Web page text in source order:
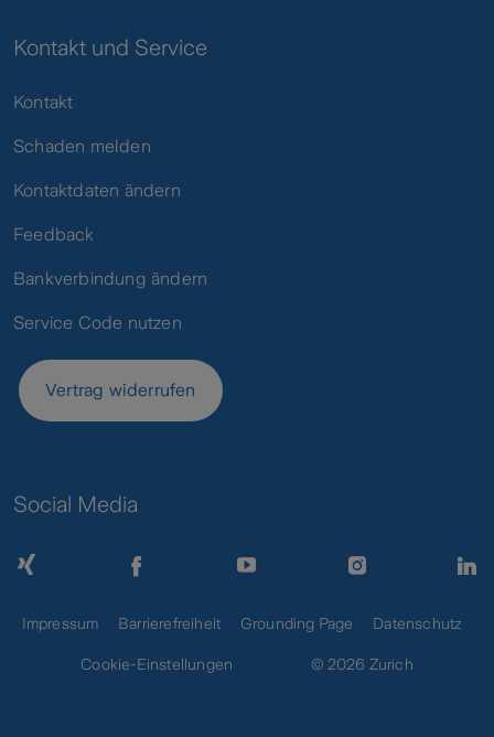
Kontakt und Service
Kontakt
Schaden melden
Kontaktdaten ändern
Feedback
Bankverbindung ändern
Service Code nutzen
Vertrag widerrufen
Social Media
Impressum Barrierefreiheit Grounding Page Datenschutz
Cookie-Einstellungen © 2026 Zurich